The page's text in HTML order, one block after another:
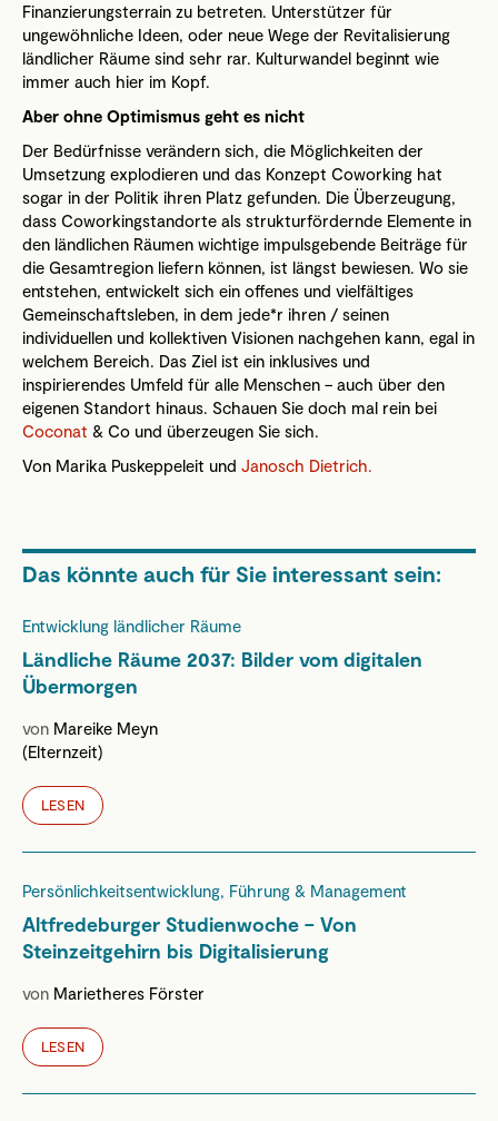
Finanzierungsterrain zu betreten. Unterstützer für
ungewöhnliche Ideen, oder neue Wege der Revitalisierung
ländlicher Räume sind sehr rar. Kulturwandel beginnt wie
immer auch hier im Kopf.
Aber ohne Optimismus geht es nicht
Der Bedürfnisse verändern sich, die Möglichkeiten der
Umsetzung explodieren und das Konzept Coworking hat
sogar in der Politik ihren Platz gefunden. Die Überzeugung,
dass Coworkingstandorte als strukturfördernde Elemente in
den ländlichen Räumen wichtige impulsgebende Beiträge für
die Gesamtregion liefern können, ist längst bewiesen. Wo sie
entstehen, entwickelt sich ein offenes und vielfältiges
Gemeinschaftsleben, in dem jede*r ihren / seinen
individuellen und kollektiven Visionen nachgehen kann, egal in
welchem Bereich. Das Ziel ist ein inklusives und
inspirierendes Umfeld für alle Menschen – auch über den
eigenen Standort hinaus. Schauen Sie doch mal rein bei
Coconat & Co und überzeugen Sie sich.
Von Marika Puskeppeleit und Janosch Dietrich.
Das könnte auch für Sie interessant sein:
Entwicklung ländlicher Räume
Ländliche Räume 2037: Bilder vom digitalen
Übermorgen
von Mareike Meyn
(Elternzeit)
LESEN
Persönlichkeitsentwicklung, Führung & Management
Altfredeburger Studienwoche – Von
Steinzeitgehirn bis Digitalisierung
von Marietheres Förster
LESEN